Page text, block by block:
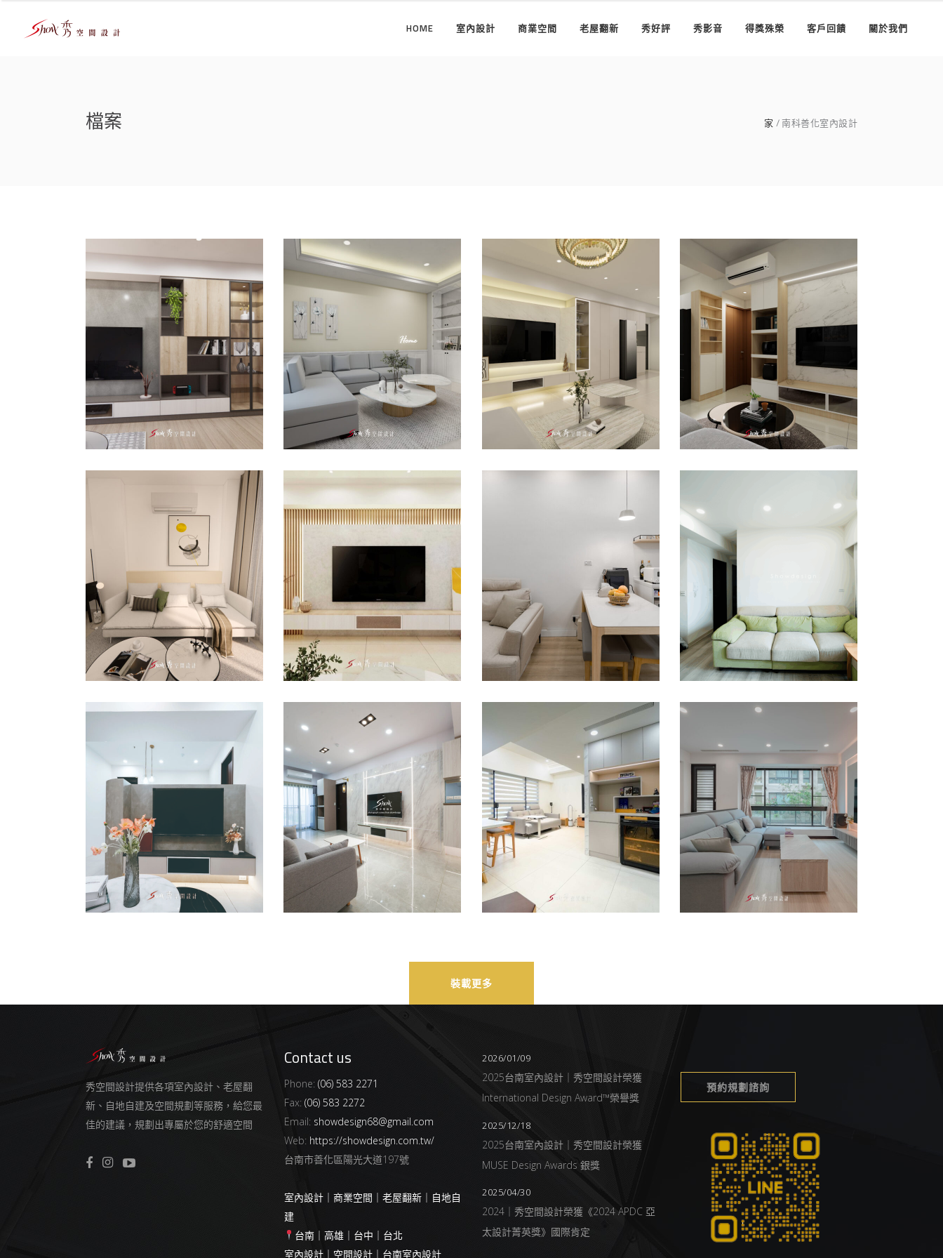
HOME 室內設計 商業空間 老屋翻新 秀好評 秀影音 得獎殊榮 客戶回饋 關於我們
檔案 家 南科善化室內設計
台南室內設計｜南科室
內設計推薦×協奏曲
室內設計/新成屋 書房/
台南善化室內設計｜貓
咪空間設計×貝森朵夫
客餐廳 /室內設計 書房/
透天
台南南科室內設計｜麻
豆室內設計公司×臺邦交
響悅
客餐廳/室內設計/新成屋 /書房
透天
南科室內設計｜台南善
化室內裝修推薦×空間設
計
公寓/大樓/客餐廳 室內設計
成屋/書房
南科透天裝潢推薦｜台
南善化室內設計×老屋翻
客餐廳/室內設計
新
台南善化室內設計｜善
化老屋翻新推薦｜洪宅
台南室內設計推薦｜善
善化室內設計公司推薦
｜善化裝潢公司｜盧宅
公寓/大樓
善化設計公司推薦｜台
南善化室內裝修｜桂田
磐古黃宅
室內設計
台南善化室內設計｜善
化室內設計師推薦｜植
風景｜ 陳宅
室內設計
台南善化室內裝修｜台
南設計公司｜桂田劉宅
室內設計
台南室內設計推薦｜善
化裝潢公司｜善化官宅
室內設計/老屋翻新/透天
裝載更多
秀空間設計提供各項室內設計、老屋翻
新、自地自建及空間規劃等服務，給您最
佳的建議，規劃出專屬於您的舒適空間
Contact us
Phone: (06) 583 2271
Fax: (06) 583 2272
Email: showdesign68@gmail.com
Web: https://showdesign.com.tw/
台南市善化區陽光大道197號
室內設計｜商業空間｜老屋翻新｜自地自
建
台南｜高雄｜台中｜台北
室內設計｜空間設計｜台南室內設計
2026/01/09
2025台南室內設計｜秀空間設計榮獲
International Design Award™榮譽獎
2025/12/18
2025台南室內設計｜秀空間設計榮獲
MUSE Design Awards 銀獎
2025/04/30
2024｜秀空間設計榮獲《2024 APDC 亞
太設計菁英獎》國際肯定
預約規劃諮詢